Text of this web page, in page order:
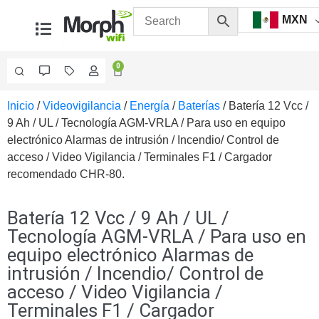
MXN
0
Videovigilancia
Accesorios
Generales
Accesorios
Ethernet y
para
Computadora
y
SmartphonesCajas
de
InterconexiónControladores
PTZGabinetes
Inicio /Videovigilancia / Energía / Baterías / Batería 12 Vcc /
9 Ah / UL / Tecnología AGM-VRLA / Para uso en equipo
electrónico Alarmas de intrusión / Incendio/ Control de
acceso / Video Vigilancia / Terminales F1 / Cargador
recomendado CHR-80.
Batería 12 Vcc / 9 Ah / UL /
Tecnología AGM-VRLA / Para uso en
equipo electrónico Alarmas de
intrusión / Incendio/ Control de
acceso / Video Vigilancia /
Terminales F1 / Cargador